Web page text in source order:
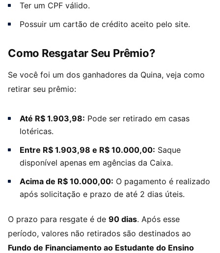
Ter um CPF válido.
Possuir um cartão de crédito aceito pelo site.
Como Resgatar Seu Prêmio?
Se você foi um dos ganhadores da Quina, veja como
retirar seu prêmio:
Até R$ 1.903,98: Pode ser retirado em casas
lotéricas.
Entre R$ 1.903,98 e R$ 10.000,00: Saque
disponível apenas em agências da Caixa.
Acima de R$ 10.000,00: O pagamento é realizado
após solicitação e prazo de até 2 dias úteis.
O prazo para resgate é de 90 dias. Após esse
período, valores não retirados são destinados ao
Fundo de Financiamento ao Estudante do Ensino